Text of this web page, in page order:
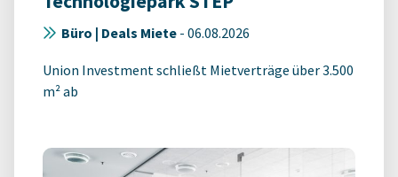
Büro | Deals Miete - 06.08.2026
Union Investment schließt Mietverträge über 3.500
m² ab